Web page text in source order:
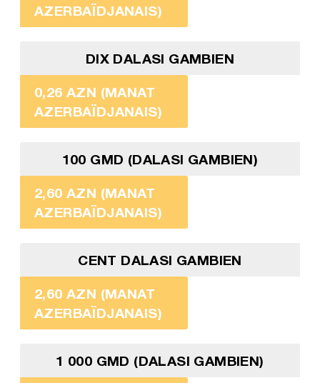
AZERBAÏDJANAIS)
DIX DALASI GAMBIEN
0,26 AZN (MANAT
AZERBAÏDJANAIS)
100 GMD (DALASI GAMBIEN)
2,60 AZN (MANAT
AZERBAÏDJANAIS)
CENT DALASI GAMBIEN
2,60 AZN (MANAT
AZERBAÏDJANAIS)
1 000 GMD (DALASI GAMBIEN)